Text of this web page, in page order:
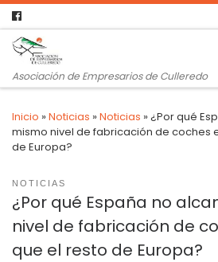
Asociación de Empresarios de Culleredo
Inicio »Noticias »Noticias »¿Por qué
mismo nivel de fabricación de coches
de Europa?
NOTICIAS
¿Por qué España no
nivel de fabricación de
que el resto de Europa?